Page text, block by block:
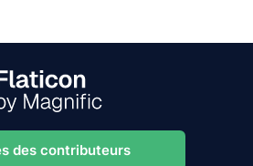
des contributeurs